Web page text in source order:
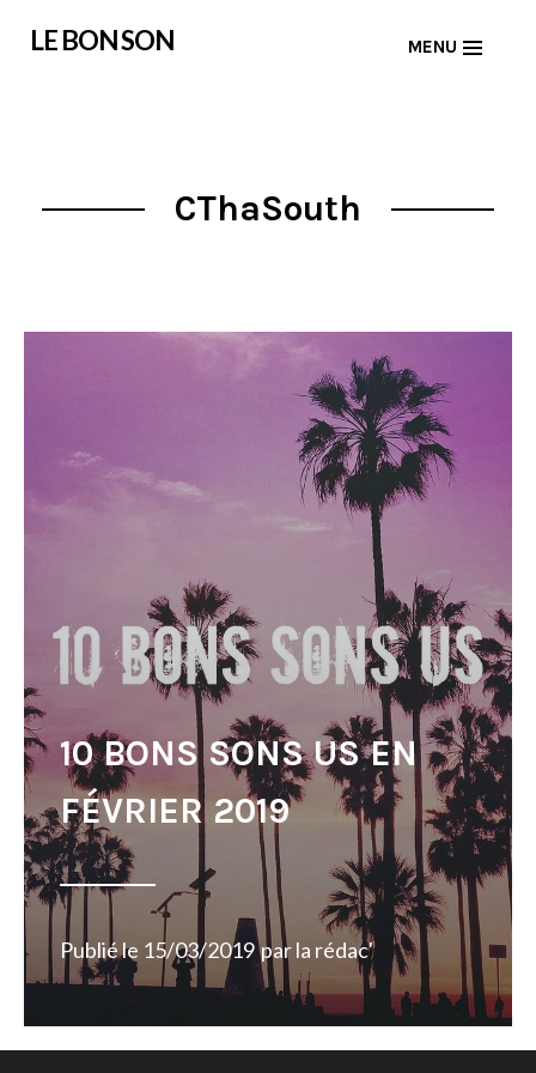
LE BON SON MENU
CThaSouth
10 BONS SONS US EN
FÉVRIER 2019
Publié le 15/03/2019 parla rédac'